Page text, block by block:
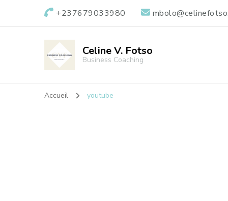
+237679033980
Celine V. Fotso
Business Coaching
Accueil youtube